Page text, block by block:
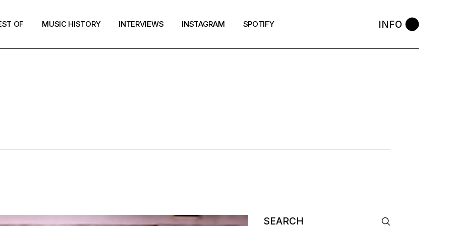
OF MUSIC HISTORY INTERVIEWS INSTAGRAM SPOTIFY INFO
Search